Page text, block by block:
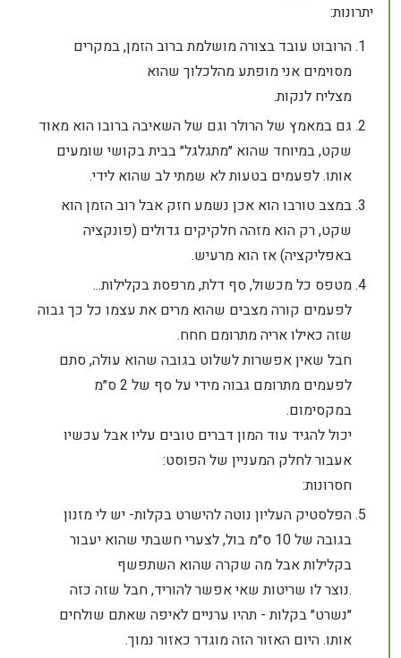
יתרונות:
הרובוט עובד בצורה מושלמת ברוב הזמן, במקרים
מסוימים אני מופתע מהלכלוך שהוא
מצליח לנקות.
גם במאמץ של הרולר וגם של השאיבה ברובו הוא מאוד
שקט, במיוחד שהוא ״מתגלגל״ בבית בקושי שומעים
אותו. לפעמים בטעות לא שמתי לב שהוא לידי.
במצב טורבו הוא אכן נשמע חזק אבל רוב הזמן הוא
שקט, רק הוא מזהה חלקיקים גדולים (פונקציה
באפליקציה) אז הוא מרעיש.
מטפס כל מכשול, סף דלת, מרפסת בקלילות...
לפעמים קורה מצבים שהוא מרים את עצמו כל כך גבוה
שזה כאילו אריה מתרומם חחח.
חבל שאין אפשרות לשלוט בגובה שהוא עולה, סתם
לפעמים מתרומם גבוה מידי על סף של 2 ס״מ
במקסימום.
יכול להגיד עוד המון דברים טובים עליו אבל עכשיו
אעבור לחלק המעניין של הפוסט:
חסרונות:
הפלסטיק העליון נוטה להישרט בקלות- יש לי מזנון
בגובה של 10 ס״מ בול, לצערי חשבתי שהוא יעבור
בקלילות אבל מה שקרה שהוא השתפשף
.נוצר לו שריטות שאי אפשר להוריד, חבל שזה כזה
״נשרט״ בקלות - תהיו ערניים לאיפה שאתם שולחים
אותו. היום האזור הזה מוגדר כאזור נמוך.